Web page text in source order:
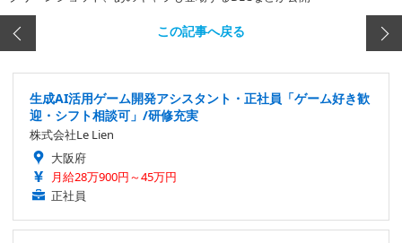
この記事へ戻る
生成AI活用ゲーム開発アシスタント・正社員「ゲーム好き歓
迎・シフト相談可」/研修充実
株式会社Le Lien
大阪府
月給28万900円～45万円
正社員